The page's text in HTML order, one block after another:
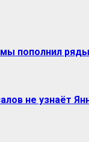
пополнил
не узнаёт